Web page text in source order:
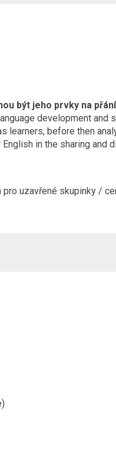
být jeho prvky na
development and
before then
in the sharing and
uzavřené skupinky /